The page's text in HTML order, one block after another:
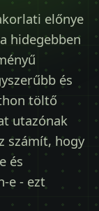
előnye
hidegebben
és
töltő
utazónak
számít, hogy
és
e - ezt